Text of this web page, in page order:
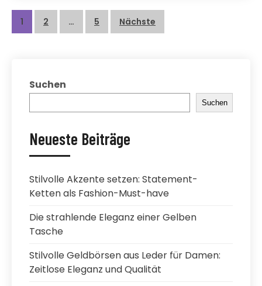
Beitragsnavigation
1 2 … 5 Nächste
Suchen
Suchen
Neueste Beiträge
Stilvolle Akzente setzen: Statement-
Ketten als Fashion-Must-have
Die strahlende Eleganz einer Gelben
Tasche
Stilvolle Geldbörsen aus Leder für Damen:
Zeitlose Eleganz und Qualität